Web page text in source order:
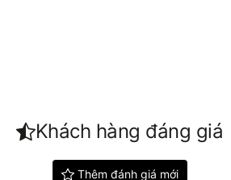
Khách hàng đáng giá
Thêm đánh giá mới